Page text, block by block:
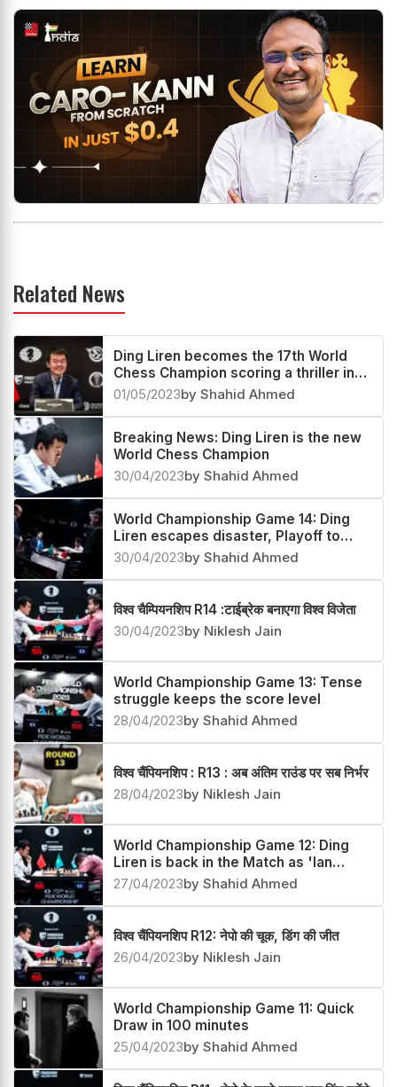
Related News
Ding Liren becomes the 17th World
Chess Champion scoring a thriller in
the Playoff
01/05/2023by Shahid Ahmed
Breaking News: Ding Liren is the new
World Chess Champion
30/04/2023by Shahid Ahmed
World Championship Game 14: Ding
Liren escapes disaster, Playoff to
crown the winner
30/04/2023by Shahid Ahmed
विश्व चैम्पियनशिप R14 :टाईब्रेक बनाएगा विश्व विजेता
30/04/2023by Niklesh Jain
World Championship Game 13: Tense
struggle keeps the score level
28/04/2023by Shahid Ahmed
विश्व चैंपियनशिप : R13 : अब अंतिम राउंड पर सब निर्भर
28/04/2023by Niklesh Jain
World Championship Game 12: Ding
Liren is back in the Match as 'Ian
curse' strikes
27/04/2023by Shahid Ahmed
विश्व चैंपियनशिप R12: नेपो की चूक, डिंग की जीत
26/04/2023by Niklesh Jain
World Championship Game 11: Quick
Draw in 100 minutes
25/04/2023by Shahid Ahmed